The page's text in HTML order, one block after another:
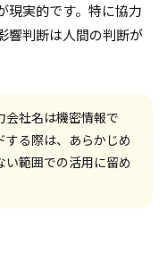
現実的です。特に協力
響判断は人間の判断が
会社名は機密情報で
る際は、あらかじめ
範囲での活用に留め